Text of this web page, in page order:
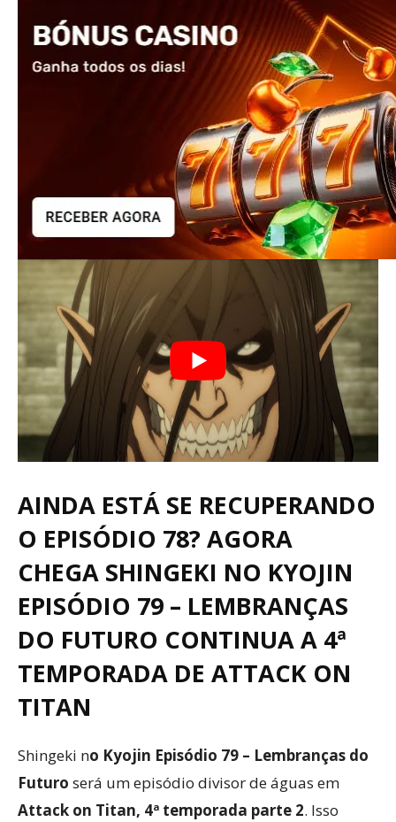
AINDA ESTÁ SE RECUPERANDO
O EPISÓDIO 78? AGORA
CHEGA SHINGEKI NO KYOJIN
EPISÓDIO 79 – LEMBRANÇAS
DO FUTURO CONTINUA A 4ª
TEMPORADA DE ATTACK ON
TITAN
Shingeki no Kyojin Episódio 79 – Lembranças do
Futuro será um episódio divisor de águas em
Attack on Titan, 4ª temporada parte 2. Isso